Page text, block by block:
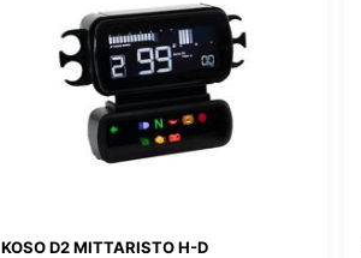
KOSO D2 MITTARISTO H-D